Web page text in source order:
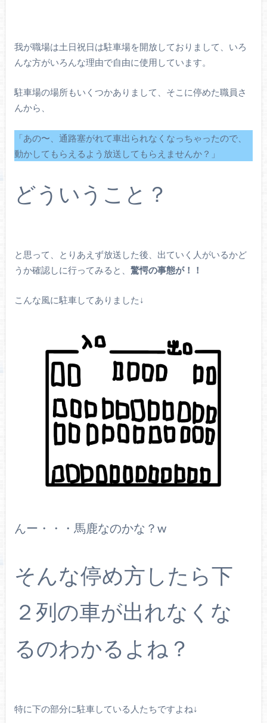
我が職場は土日祝日は駐車場を開放しておりまして、いろ
んな方がいろんな理由で自由に使用しています。
駐車場の場所もいくつかありまして、そこに停めた職員さ
んから、
「あの〜、通路塞がれて車出られなくなっちゃったので、
動かしてもらえるよう放送してもらえませんか？」
どういうこと？
と思って、とりあえず放送した後、出ていく人がいるかど
うか確認しに行ってみると、 驚愕の事態が！！
こんな風に駐車してありました↓
んー・・・馬鹿なのかな？w
そんな停め方したら下
２列の車が出れなくな
るのわかるよね？
特に下の部分に駐車している人たちですよね↓